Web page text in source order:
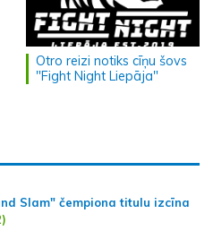
Otro reizi notiks cīņu šovs
"Fight Night Liepāja"
Slam" čempiona titulu izcīna